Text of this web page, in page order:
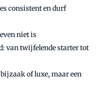
consistent en durf
niet is
van twijfelende starter tot
of luxe, maar een